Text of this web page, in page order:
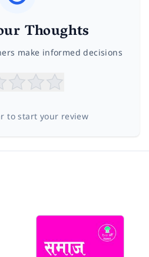
Thoughts
make informed decisions
to start your review